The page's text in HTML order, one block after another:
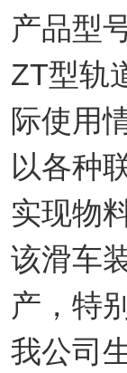
产品型
ZT型轨
际使用
以各种
实现物
该滑车
产，特
我公司